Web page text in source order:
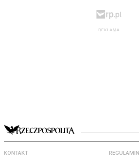
KONTAKT REGULAMIN